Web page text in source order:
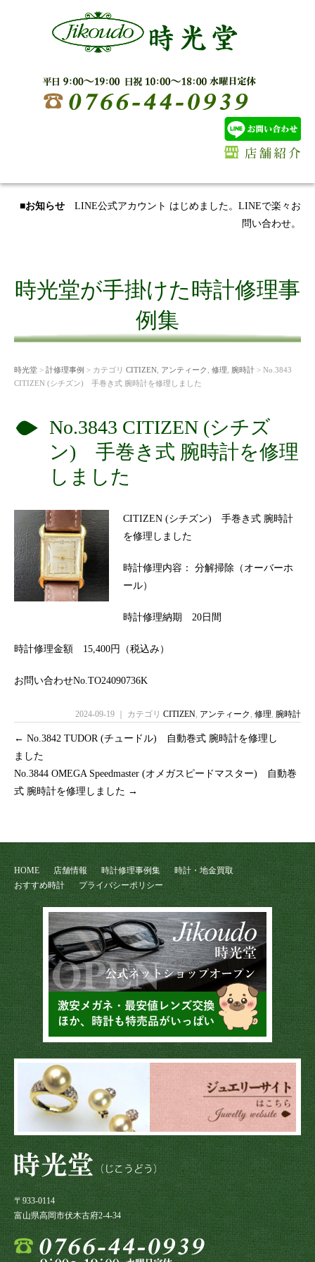
■お知らせ LINE公式アカウント はじめました。LINEで楽々お
問い合わせ。
時光堂が手掛けた時計修理事
例集
時光堂 > 計修理事例 > カテゴリ CITIZEN アンティーク 修理 腕時計 > No.3843
CITIZEN (シチズン) 手巻き式 腕時計を修理しました
No.3843 CITIZEN (シチズ
ン) 手巻き式 腕時計を修理
しました
CITIZEN (シチズン) 手巻き式 腕時計
を修理しました
時計修理内容： 分解掃除（オーバーホ
ール）
時計修理納期 20日間
時計修理金額 15,400円（税込み）
お問い合わせNo.TO24090736K
2024-09-19 ｜ カテゴリ CITIZEN, アンティーク , 修理, 腕時計
← No.3842 TUDOR (チュードル) 自動巻式 腕時計を修理し
ました
No.3844 OMEGA Speedmaster (オメガスピードマスター) 自動巻
式 腕時計を修理しました →
HOME 店舗情報 時計修理事例集
時計・地金買取
おすすめ時計
プライバシーポリシー
〒933-0114
富山県高岡市伏木古府2-4-34